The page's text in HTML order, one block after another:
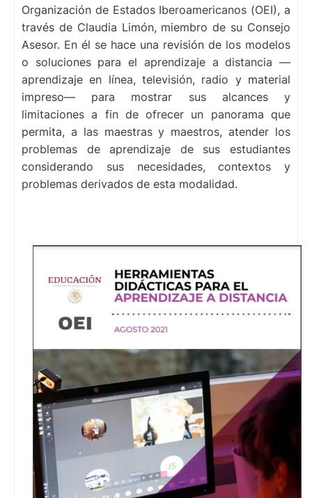
Organización de Estados Iberoamericanos (OEI), a
través de Claudia Limón, miembro de su Consejo
Asesor. En él se hace una revisión de los modelos
o soluciones para el aprendizaje a distancia —
aprendizaje en línea, televisión, radio y material
impreso— para mostrar sus alcances y
limitaciones a fin de ofrecer un panorama que
permita, a las maestras y maestros, atender los
problemas de aprendizaje de sus estudiantes
considerando sus necesidades, contextos y
problemas derivados de esta modalidad.